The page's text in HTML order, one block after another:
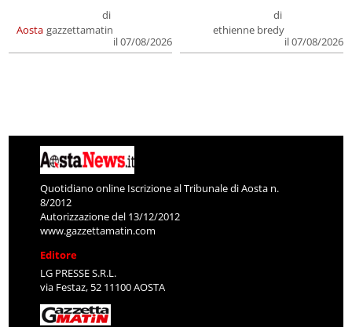
Aosta
di
gazzettamatin
il 07/08/2026
di
ethienne bredy
il 07/08/2026
Quotidiano online Iscrizione al Tribunale di Aosta n.
8/2012
Autorizzazione del 13/12/2012
www.gazzettamatin.com
Editore
LG PRESSE S.R.L.
via Festaz, 52 11100 AOSTA